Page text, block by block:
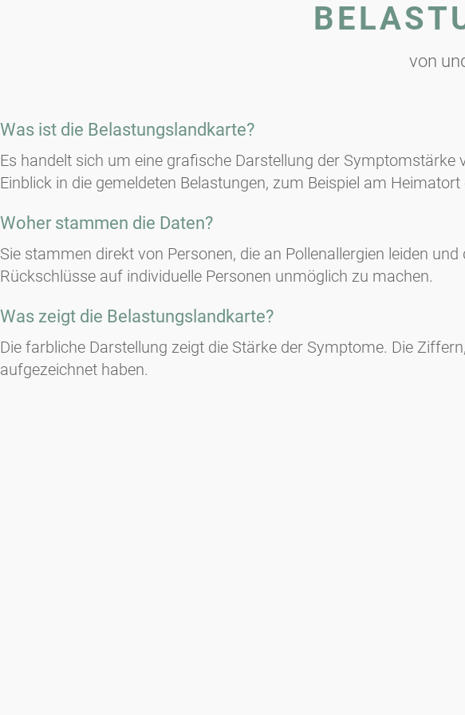
von
Was ist die Belastungslandkarte?
Es handelt sich um eine grafische Darstellung der Symptomstärke
Einblick in die gemeldeten Belastungen, zum Beispiel am
Woher stammen die Daten?
Sie stammen direkt von Personen, die an Pollenallergien leiden und
Rückschlüsse auf individuelle Personen unmöglich zu machen.
Was zeigt die Belastungslandkarte?
Die farbliche Darstellung zeigt die Stärke der Symptome. Die
aufgezeichnet haben.